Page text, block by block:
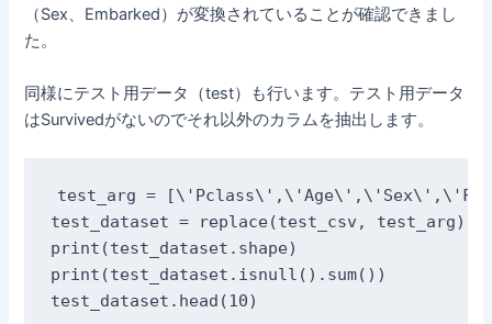
（Sex、Embarked）が変換されていることが確認できまし
た。
同様にテスト用データ（test）も行います。テスト用データ
はSurvivedがないのでそれ以外のカラムを抽出します。
test_arg =
test_dataset = replace(test_csv, test_arg)
print(test_dataset.shape)
print(test_dataset.isnull().sum())
test_dataset.head(10)